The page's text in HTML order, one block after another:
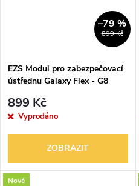
899 Kč
–79 %
EZS Modul pro zabezpečovací
ústřednu Galaxy Flex - G8
899 Kč
Vyprodáno
ZOBRAZIT
Nové